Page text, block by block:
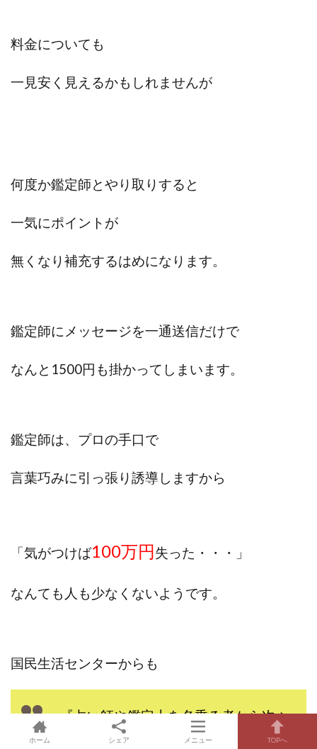
料金についても
一見安く見えるかもしれませんが
何度か鑑定師とやり取りすると
一気にポイントが
無くなり補充するはめになります。
鑑定師にメッセージを一通送信だけで
なんと1500円も掛かってしまいます。
鑑定師は、プロの手口で
言葉巧みに引っ張り誘導しますから
「気がつけば100万円失った・・・」
なんても人も少なくないようです。
国民生活センターからも
『占い師や鑑定士を名乗る者から次々
とメッセージが届いてやめられない
ホーム シェア メニュー TOPへ